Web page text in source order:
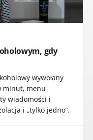
gdy
wywołany
minut, menu
wiadomości i
i „tylko jedno”.